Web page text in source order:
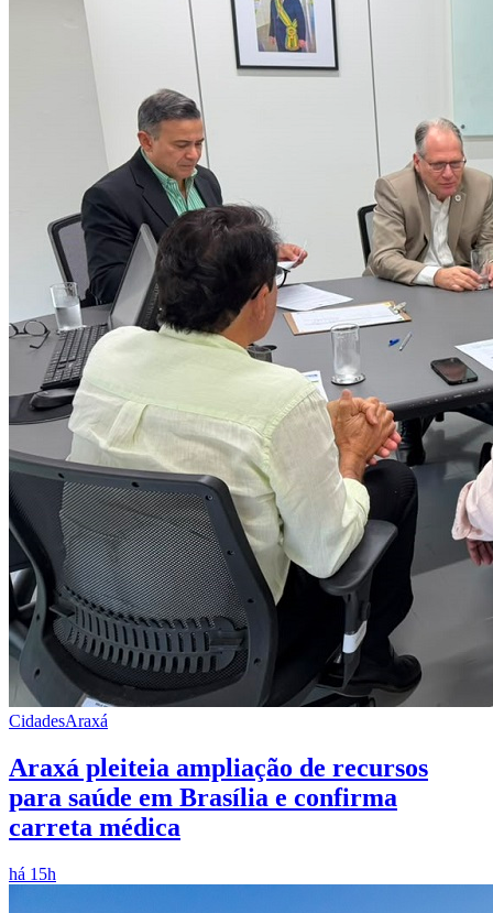
CidadesAraxá
Araxá pleiteia ampliação de recursos
para saúde em Brasília e confirma
carreta médica
há 15h